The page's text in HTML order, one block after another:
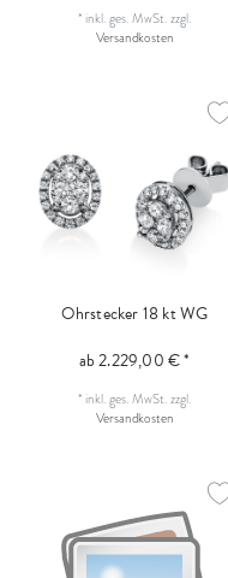
* inkl. ges. MwSt.zzgl.
Versandkosten
Ohrstecker 18 kt WG
ab 2.229,00 € *
* inkl. ges. MwSt.zzgl.
Versandkosten